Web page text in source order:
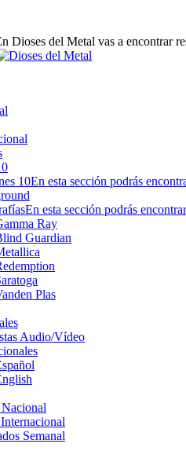
Dioses del Metal vas a encontrar
10En esta sección podrás
En esta sección podrás
Ray
Guardian
Plas
Audio/Vídeo
Semanal